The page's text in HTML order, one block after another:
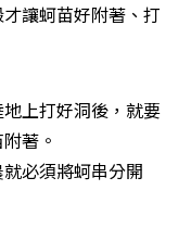
讓蚵苗好附著、打
上打好洞後，就要
著。
必須將蚵串分開